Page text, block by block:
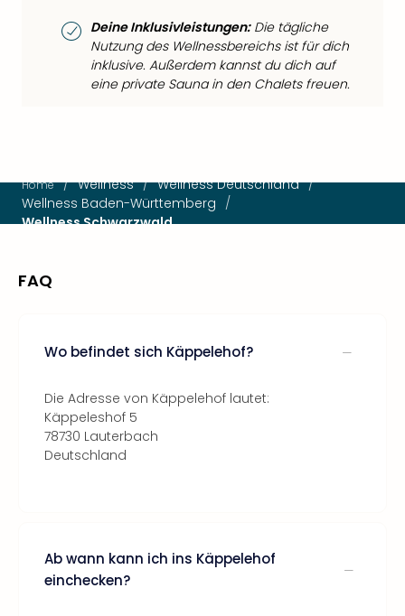
Deine Inklusivleistungen:Die tägliche
Nutzung des Wellnessbereichs ist für dich
inklusive. Außerdem kannst du dich auf
eine private Sauna in den Chalets freuen.
Home / Wellness / Wellness Deutschland /
Wellness Baden-Württemberg /
Wellness Schwarzwald
FAQ
Wo befindet sich Käppelehof?
Die Adresse von Käppelehof lautet:
Käppeleshof 5
78730 Lauterbach
Deutschland
Ab wann kann ich ins Käppelehof
einchecken?